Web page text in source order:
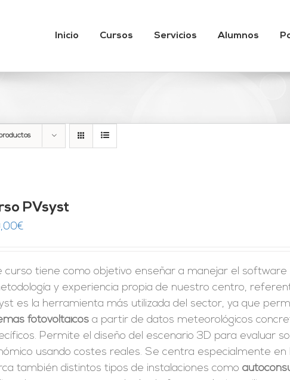
Inicio Cursos Servicios Alumnos
PVsyst
€
curso tiene como objetivo enseñar a manejar el software
y experiencia propia de nuestro centro,
es la herramienta más utilizada del sector, ya que
fotovoltaicos a partir de datos meteorológicos
Permite el diseño del escenario 3D para evaluar
usando costes reales. Se centra especialmente
también distintos tipos de instalaciones como